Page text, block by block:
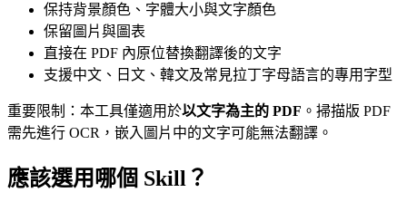
保持背景顏色、字體大小與文字顏色
保留圖片與圖表
直接在 PDF 內原位替換翻譯後的文字
支援中文、日文、韓文及常見拉丁字母語言的專用字型
重要限制：本工具僅適用於以文字為主的 PDF 。掃描版 PDF
需先進行 OCR，嵌入圖片中的文字可能無法翻譯。
應該選用哪個 Skill？